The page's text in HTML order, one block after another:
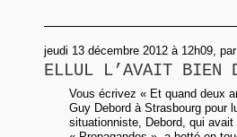
jeudi 13 décembre 2012 à 12h09,
ELLUL L’AVAIT
Vous écrivez « Et quand deux
Guy Debord à Strasbourg pour
situationniste, Debord, qui